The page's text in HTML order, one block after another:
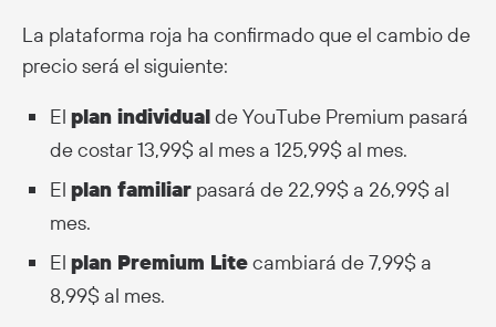
La plataforma roja ha confirmado que el cambio de
precio será el siguiente:
El plan individualde YouTube Premium pasará
de costar 13,99$ al mes a 125,99$ al mes.
El plan familiar pasará de 22,99$ a 26,99$ al
mes.
El plan Premium Litecambiará de 7,99$ a
8,99$ al mes.